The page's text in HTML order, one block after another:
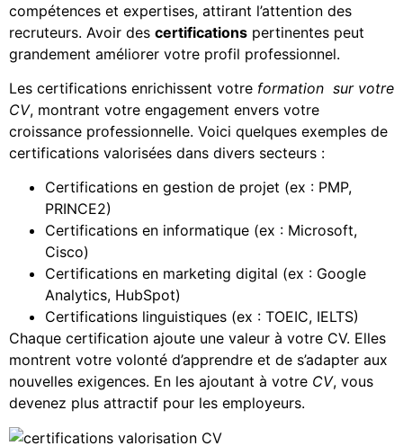
compétences et expertises, attirant l’attention des
recruteurs. Avoir des certifications pertinentes peut
grandement améliorer votre profil professionnel.
Les certifications enrichissent votre formation sur votre
CV, montrant votre engagement envers votre
croissance professionnelle. Voici quelques exemples de
certifications valorisées dans divers secteurs :
Certifications en gestion de projet (ex : PMP,
PRINCE2)
Certifications en informatique (ex : Microsoft,
Cisco)
Certifications en marketing digital (ex : Google
Analytics, HubSpot)
Certifications linguistiques (ex : TOEIC, IELTS)
Chaque certification ajoute une valeur à votre CV. Elles
montrent votre volonté d’apprendre et de s’adapter aux
nouvelles exigences. En les ajoutant à votre CV, vous
devenez plus attractif pour les employeurs.